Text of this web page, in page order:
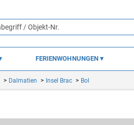
FERIENWOHNUNGEN
Dalmatien Insel Brac Bol